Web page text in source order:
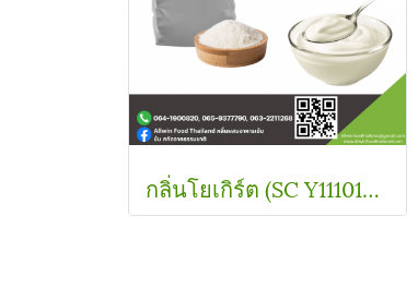
กลิ่นโยเกิร์ต (SC Y11101/P05) YOGHURT FLAVOR